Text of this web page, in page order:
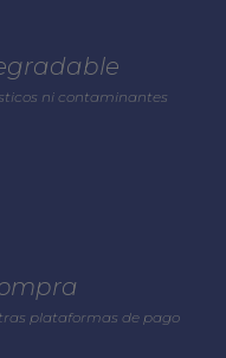
ni contaminantes
plataformas de pago